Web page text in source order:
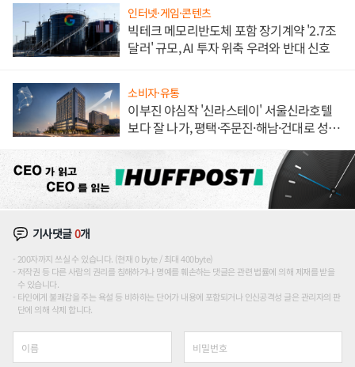
인터넷·게임·콘텐츠
빅테크 메모리반도체 포함 장기계약 '2.7조
달러' 규모, AI 투자 위축 우려와 반대 신호
소비자·유통
이부진 야심작 '신라스테이' 서울신라호텔
보다 잘 나가, 평택·주문진·해남·건대로 성
기사댓글0개
200자까지 쓰실 수 있습니다. (현재 0 byte / 최대 400byte)
저작권 등 다른 사람의 권리를 침해하거나 명예를 훼손하는 댓글은 관련 법률에 의해 제재를 받을
수 있습니다.
타인에게 불쾌감을 주는 욕설 등 비하하는 단어가 내용에 포함되거나 인신공격성 글은 관리자의 판
단에 의해 삭제 합니다.